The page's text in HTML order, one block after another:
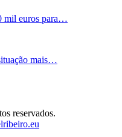
mil euros para…
mais…
reservados.